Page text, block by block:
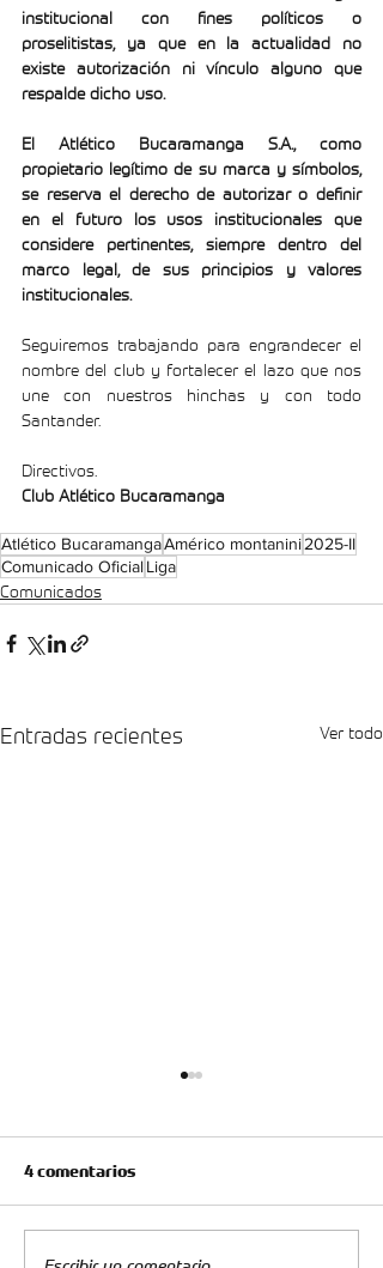
institucional con fines políticos o
proselitistas, ya que en la actualidad no
existe autorización ni vínculo alguno que
respalde dicho uso.
El Atlético Bucaramanga S.A., como
propietario legítimo de su marca y símbolos,
se reserva el derecho de autorizar o definir
en el futuro los usos institucionales que
considere pertinentes, siempre dentro del
marco legal, de sus principios y valores
institucionales.
Seguiremos trabajando para engrandecer el
nombre del club y fortalecer el lazo que nos
une con nuestros hinchas y con todo
Santander.
Directivos.
Club Atlético Bucaramanga
Atlético BucaramangaAmérico montanini2025-II
Comunicado Oficial Liga
Comunicados
Entradas recientes Ver todo
4 comentarios